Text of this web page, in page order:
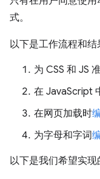
式。
以下是工作流程和结
为 CSS 和 JS
在 JavaScript
在网页加载时
为字母和字词
以下是我们希望实现